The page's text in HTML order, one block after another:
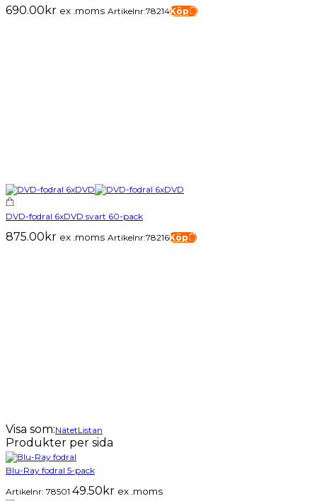
690.00 kr ex .moms Artikelnr:78214Köp
DVD-fodral 6xDVD svart 60-pack
875.00 kr ex .moms Artikelnr:78216Köp
Visa som:NätetListan
Produkter per sida
Blu-Ray fodral 5-pack
Artikelnr: 78501 49.50 kr ex .moms